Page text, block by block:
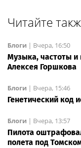
Читайте
Блоги | Вчера, 16:50
Музыка, частоты
Алексея Горшкова
Блоги | Вчера, 15:46
Генетический код
Блоги | Вчера, 13:57
Пилота
полета под